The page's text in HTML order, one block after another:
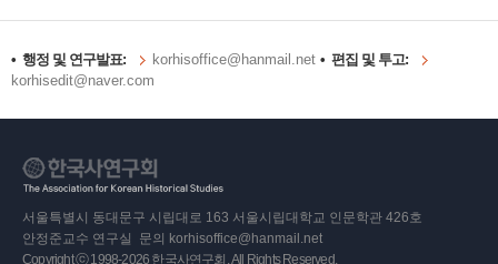
• 행정 및 연구발표: korhisoffice@hanmail.net • 편집 및 투고:
korhisedit@naver.com
서울특별시 동대문구 시립대로 163 서울시립대학교 인문학관 426호
안정준교수 연구실 문의 korhisoffice@hanmail.net
Copyright ⓒ 1998-2026 한국사연구회. All Rights Reserved.